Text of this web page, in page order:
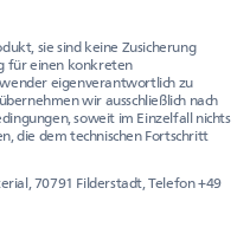
sie sind keine Zusicherung
für einen konkreten
eigenverantwortlich zu
wir ausschließlich nach
soweit im Einzelfall nichts
die dem technischen Fortschritt
70791 Filderstadt, Telefon +49